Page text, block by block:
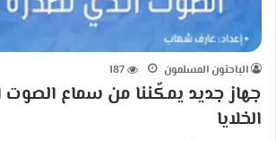
الباحثون المسلمون 187
جهاز جديد يمكّننا من سماع الصوت
الخلايا